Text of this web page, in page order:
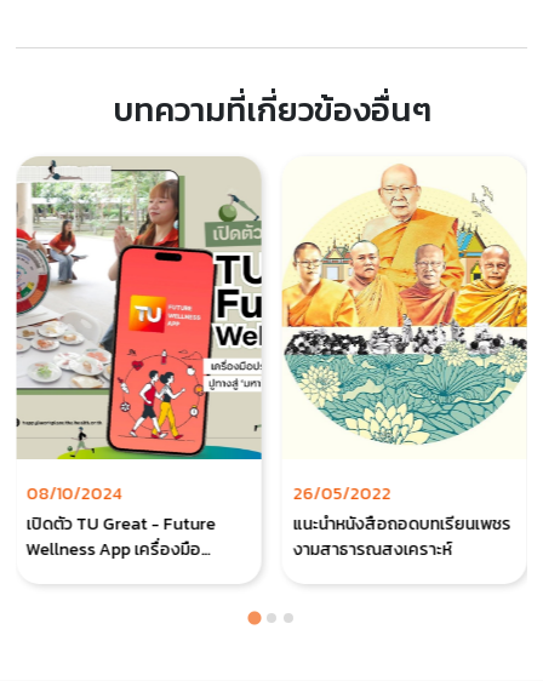
บทความที่เกี่ยวข้องอื่นๆ
08/10/2024
เปิดตัว TU Great - Future
Wellness App เครื่องมือ
26/05/2022
แนะนำหนังสือถอดบทเรียนเพชร
งามสาธารณสงเคราะห์